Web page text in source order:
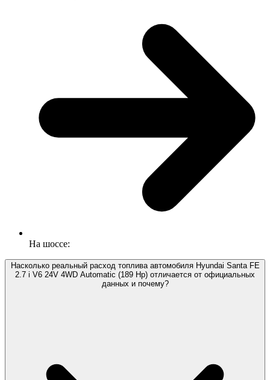
На шоссе:
Насколько реальный расход топлива автомобиля Hyundai Santa FE
2.7 i V6 24V 4WD Automatic (189 Hp) отличается от официальных
данных и почему?